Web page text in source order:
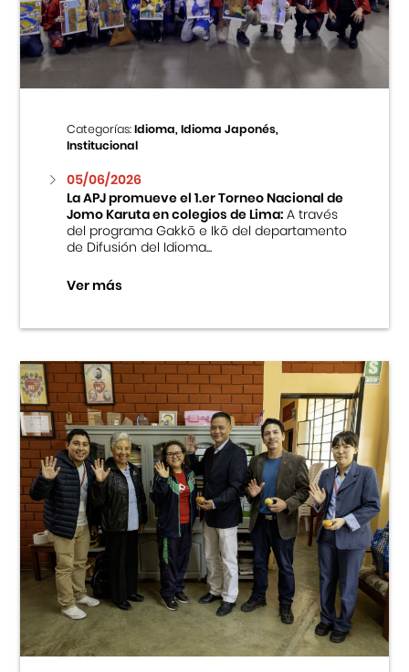
Centro Cultural Peruano Japonés
Museo de la Inmigración Japonesa
Teatro Peruano Japonés
Categorías:Idioma, Idioma Japonés,
Institucional
05/06/2026
La APJ promueve el 1.er Torneo Nacional de
Jomo Karuta en colegios de Lima:A través
del programa Gakkō e Ikō del departamento
de Difusión del Idioma...
Ver más